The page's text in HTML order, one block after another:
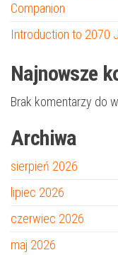
Companion
Introduction to 2070
Najnowsze
Brak komentarzy do
Archiwa
sierpień 2026
lipiec 2026
czerwiec 2026
maj 2026